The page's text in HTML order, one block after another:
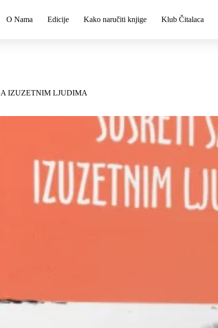
O Nama Edicije Kako naručiti knjige Klub Čitalaca
IZUZETNIM LJUDIMA